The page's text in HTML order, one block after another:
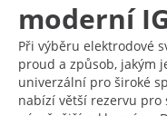
moderní
Při výběru elektrodové
proud a způsob, jakým
univerzální pro široké
nabízí větší rezervu pro